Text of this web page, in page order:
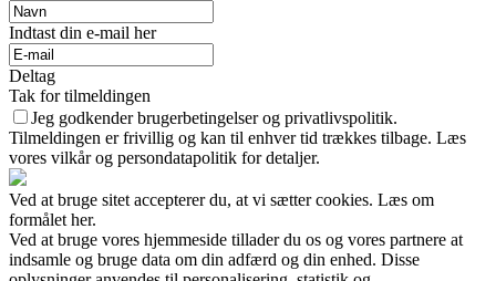
Indtast din e-mail her
Deltag
Tak for tilmeldingen
Jeg godkender brugerbetingelser og privatlivspolitik.
Tilmeldingen er frivillig og kan til enhver tid trækkes tilbage. Læs
vores vilkår og persondatapolitik for detaljer.
Ved at bruge sitet accepterer du, at vi sætter cookies. Læs om
formålet her.
Ved at bruge vores hjemmeside tillader du os og vores partnere at
indsamle og bruge data om din adfærd og din enhed. Disse